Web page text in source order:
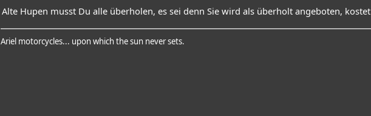
Alte Hupen musst Du alle überholen, es sei denn Sie wird als überholt angeboten,
Ariel motorcycles... upon which the sun never sets.